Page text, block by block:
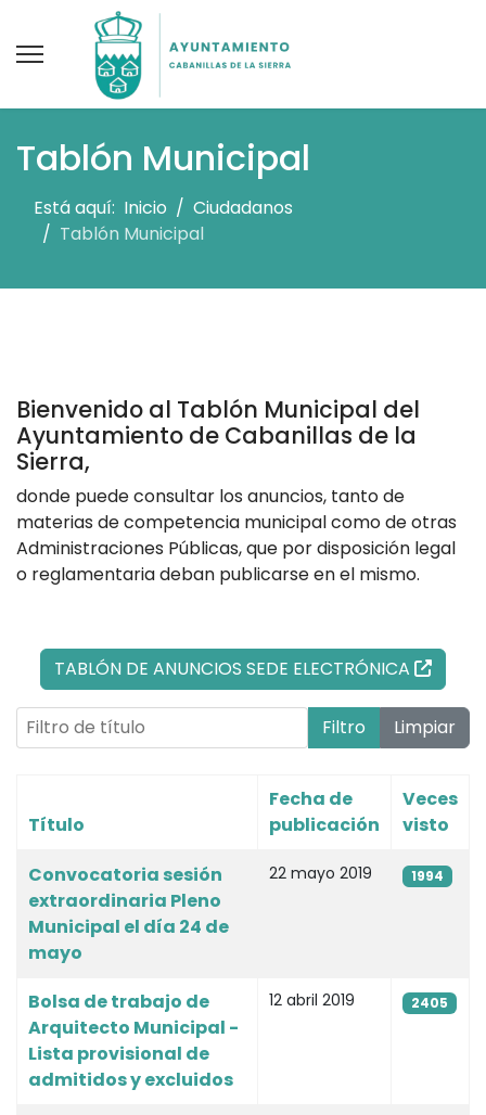
Tablón Municipal
Está aquí: Inicio
Ciudadanos
Tablón Municipal
Bienvenido al Tablón Municipal del
Ayuntamiento de Cabanillas de la
Sierra,
donde puede consultar los anuncios, tanto de
materias de competencia municipal como de otras
Administraciones Públicas, que por disposición legal
o reglamentaria deban publicarse en el mismo.
TABLÓN DE ANUNCIOS SEDE ELECTRÓNICA
Filtro de título
Filtro Limpiar
Título
Fecha de
publicación
Veces
visto
Convocatoria sesión
extraordinaria Pleno
Municipal el día 24 de
mayo
22 mayo 2019 1994
Bolsa de trabajo de
Arquitecto Municipal -
Lista provisional de
admitidos y excluidos
12 abril 2019 2405